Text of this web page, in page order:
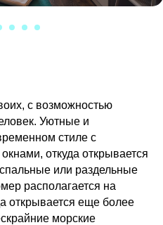
с возможностью
Уютные и
стиле с
откуда открывается
или раздельные
располагается на
открывается еще более
морские